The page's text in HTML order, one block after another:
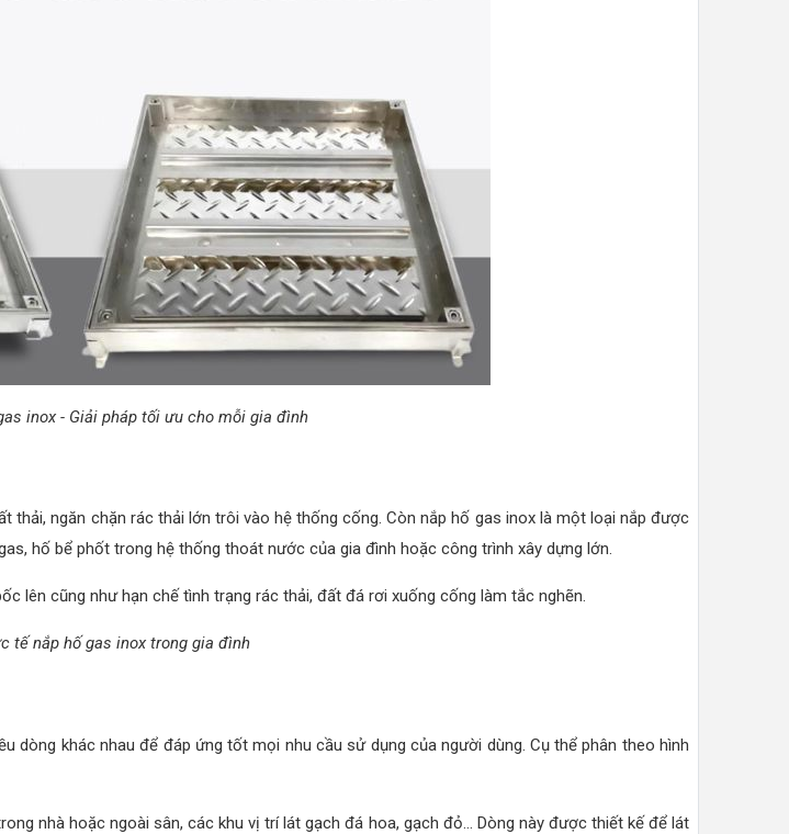
inox - Giải pháp tối ưu cho mỗi gia đình
ngăn chặn rác thải lớn trôi vào hệ thống cống. Còn nắp hố gas inox là một loại nắp được
hố bể phốt trong hệ thống thoát nước của gia đình hoặc công trình xây dựng lớn.
lên cũng như hạn chế tình trạng rác thải, đất đá rơi xuống cống làm tắc nghẽn.
tế nắp hố gas inox trong gia đình
dòng khác nhau để đáp ứng tốt mọi nhu cầu sử dụng của người dùng. Cụ thể phân theo hình
nhà hoặc ngoài sân, các khu vị trí lát gạch đá hoa, gạch đỏ… Dòng này được thiết kế để lát